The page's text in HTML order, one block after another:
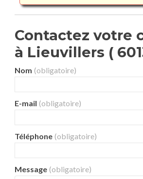
Contactez votre
à Lieuvillers (
Nom (obligatoire)
E-mail (obligatoire)
Téléphone (obligatoire)
Message (obligatoire)